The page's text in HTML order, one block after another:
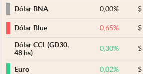
Dólar BNA
0,00% $
Dólar Blue -0,65% $
Dólar CCL (GD30,
48 hs)
0,30% $
Euro 0,02% $